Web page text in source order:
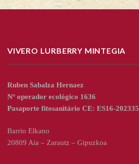
VIVERO LURBERRY MINTEGIA
Ruben Sabalza Hernaez
Nº operador ecológico 1636
Pasaporte fitosanitário CE: ES16-202335
Barrio Elkano
20809 Aia – Zarautz – Gipuzkoa